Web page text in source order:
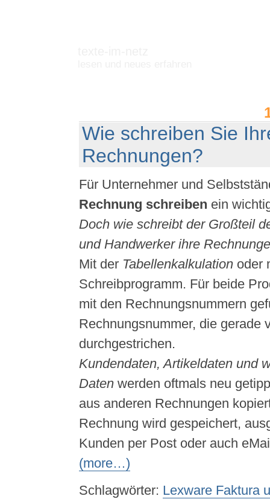
Wie schreiben Sie
Rechnungen?
Für Unternehmer und
Rechnung schreiben ein
Doch wie schreibt der Großteil
und Handwerker ihre
Mit der Tabellenkalkulation oder
Schreibprogramm. Für beide
mit den Rechnungsnummern
Rechnungsnummer, die gerade
durchgestrichen.
Kundendaten, Artikeldaten und
Datenwerden oftmals neu
aus anderen Rechnungen
Rechnung wird gespeichert,
Kunden per Post oder auch
(more…)
Schlagwörter: Lexware Faktura